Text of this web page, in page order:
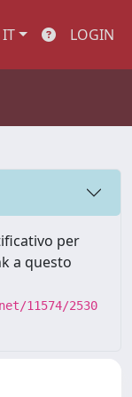
IT LOGIN
per
a questo
11574/2530